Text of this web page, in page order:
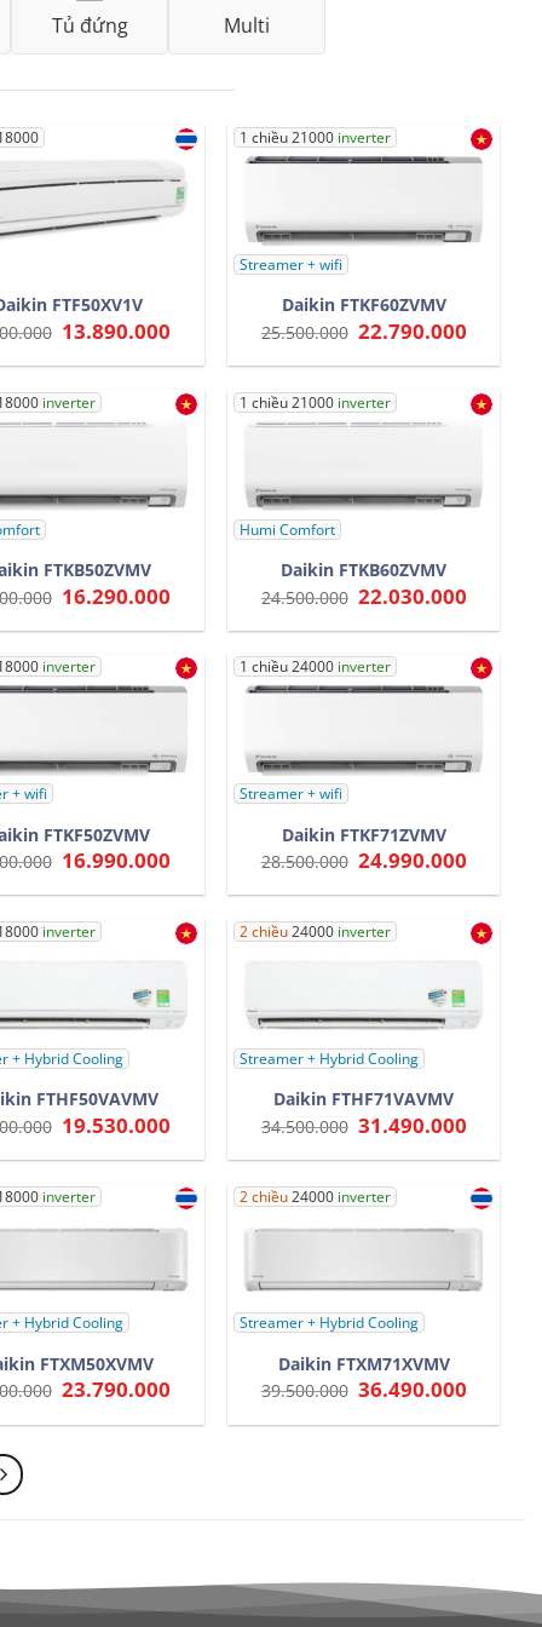
Tủ đứng Multi
FTF50XV1V
Giá
gốc
là:
13.890.000
tại
13.890.000.
1 chiều 21000 inverter
Streamer + wifi
Daikin FTKF60ZVMV
25.500.000 Giá
gốc
là:
22.790.000
tại
inverter
FTKB50ZVMV
Giá
gốc
là:
16.290.000
tại
16.290.000.
1 chiều 21000 inverter
Humi Comfort
Daikin FTKB60ZVMV
24.500.000 Giá
gốc
là:
22.030.000
tại
inverter
+ wifi
FTKF50ZVMV
Giá
gốc
là:
16.990.000
tại
16.990.000.
1 chiều 24000 inverter
Streamer + wifi
Daikin FTKF71ZVMV
28.500.000 Giá
gốc
là:
24.990.000
tại
inverter
+ Hybrid Cooling
FTHF50VAVMV
Giá
gốc
là:
19.530.000
tại
19.530.000.
2 chiều24000 inverter
Streamer + Hybrid Cooling
Daikin FTHF71VAVMV
34.500.000 Giá
gốc
là:
31.490.000
tại
inverter
+ Hybrid Cooling
FTXM50XVMV
Giá
gốc
là:
23.790.000
tại
2 chiều24000 inverter
Streamer + Hybrid Cooling
Daikin FTXM71XVMV
39.500.000 Giá
gốc
là:
36.490.000
tại